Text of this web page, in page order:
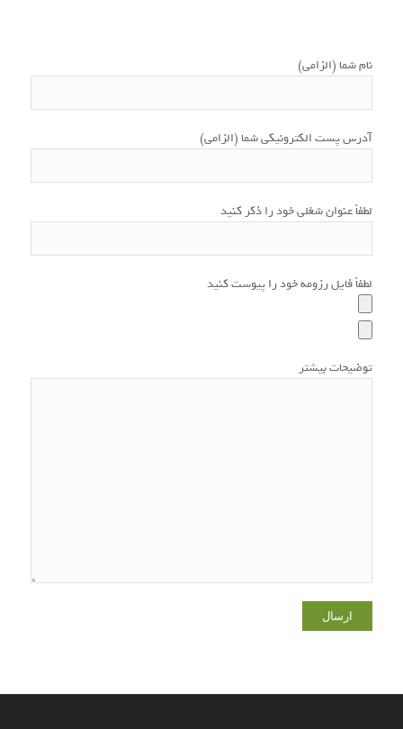
نام شما (الزامی)
آدرس پست الکترونیکی شما (الزامی)
لطفاً عنوان شغلی خود را ذکر کنید
لطفاً فایل رزومه خود را پیوست کنید
توضیحات بیشتر